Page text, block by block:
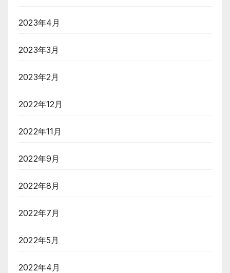
2023年4月
2023年3月
2023年2月
2022年12月
2022年11月
2022年9月
2022年8月
2022年7月
2022年5月
2022年4月